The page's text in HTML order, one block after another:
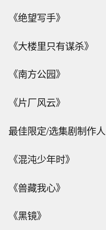
《绝望写手》
《大楼里只有谋杀》
《南方公园》
《片厂风云》
最佳限定/选集剧制作人
《混沌少年时》
《兽藏我心》
《黑镜》